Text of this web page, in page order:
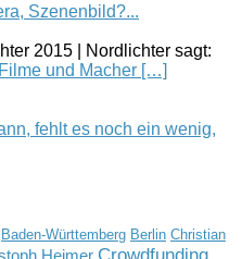
Szenenbild?...
2015 | Nordlichter sagt:
und Macher […]
fehlt es noch ein wenig,
Baden-Württemberg Berlin Christian
Crowdfunding